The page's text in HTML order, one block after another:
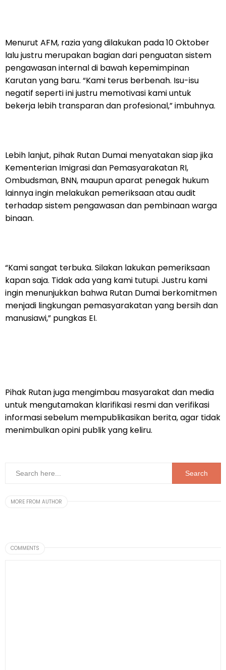
Menurut AFM, razia yang dilakukan pada 10 Oktober
lalu justru merupakan bagian dari penguatan sistem
pengawasan internal di bawah kepemimpinan
Karutan yang baru. “Kami terus berbenah. Isu-isu
negatif seperti ini justru memotivasi kami untuk
bekerja lebih transparan dan profesional,” imbuhnya.
Lebih lanjut, pihak Rutan Dumai menyatakan siap jika
Kementerian Imigrasi dan Pemasyarakatan RI,
Ombudsman, BNN, maupun aparat penegak hukum
lainnya ingin melakukan pemeriksaan atau audit
terhadap sistem pengawasan dan pembinaan warga
binaan.
“Kami sangat terbuka. Silakan lakukan pemeriksaan
kapan saja. Tidak ada yang kami tutupi. Justru kami
ingin menunjukkan bahwa Rutan Dumai berkomitmen
menjadi lingkungan pemasyarakatan yang bersih dan
manusiawi,” pungkas EI.
Pihak Rutan juga mengimbau masyarakat dan media
untuk mengutamakan klarifikasi resmi dan verifikasi
informasi sebelum mempublikasikan berita, agar tidak
menimbulkan opini publik yang keliru.
MORE FROM AUTHOR
COMMENTS